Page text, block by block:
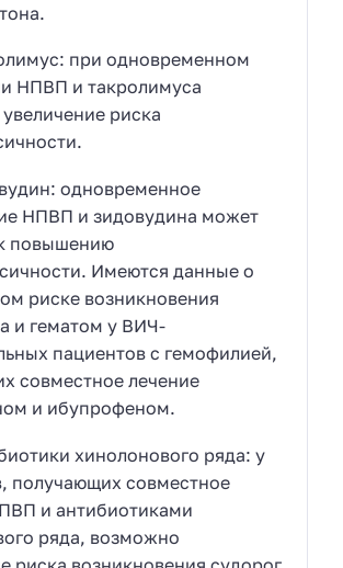
при одновременном
НПВП и такролимуса
риска
одновременное
НПВП и зидовудина может
повышению
Имеются данные о
риске возникновения
и гематом у ВИЧ-
пациентов с гемофилией,
совместное лечение
и ибупрофеном.
хинолонового ряда: у
получающих совместное
и антибиотиками
ряда, возможно